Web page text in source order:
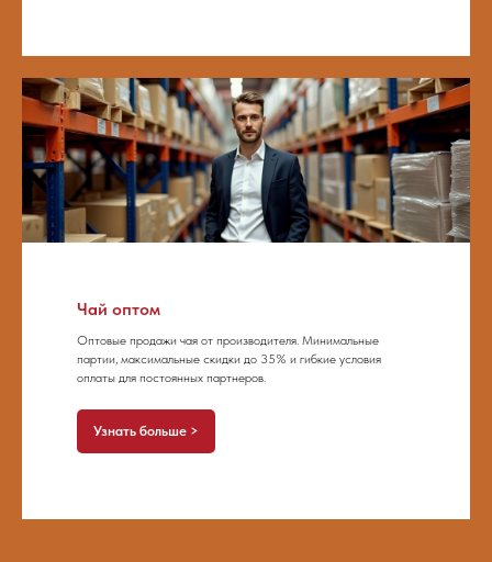
Чай оптом
Оптовые продажи чая от производителя. Минимальные
партии, максимальные скидки до 35% и гибкие условия
оплаты для постоянных партнеров.
Узнать больше >